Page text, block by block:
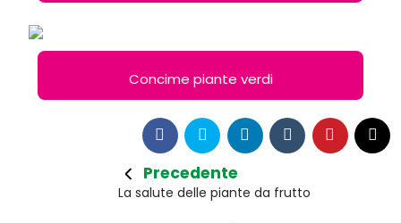
Concime piante verdi
Precedente
La salute delle piante da frutto